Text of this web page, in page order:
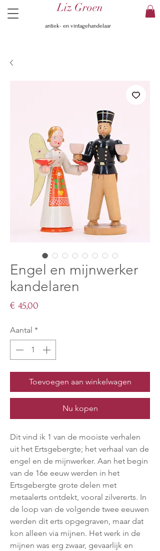
Liz Groen
antiek- en vintagehandelaar
Engel en mijnwerker
kandelaren
€ 45,00
Aantal *
Toevoegen aan winkelwagen
Nu kopen
Dit vind ik 1 van de mooiste verhalen
uit het Ertsgebergte; het verhaal van de
engel en de mijnwerker. Aan het begin
van de 16e eeuw werden in het
Ertsgebergte grote delen met
metaalerts ontdekt, vooral zilvererts. In
de loop van de volgende twee eeuwen
werden dit erts opgegraven, maar dat
kon alleen via mijnen. Het werk in de
mijnen was erg zwaar, gevaarlijk en